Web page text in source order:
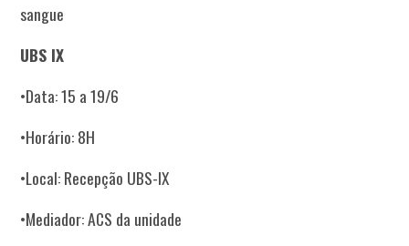
sangue
UBS IX
•Data: 15 a 19/6
•Horário: 8H
•Local: Recepção UBS-IX
•Mediador: ACS da unidade